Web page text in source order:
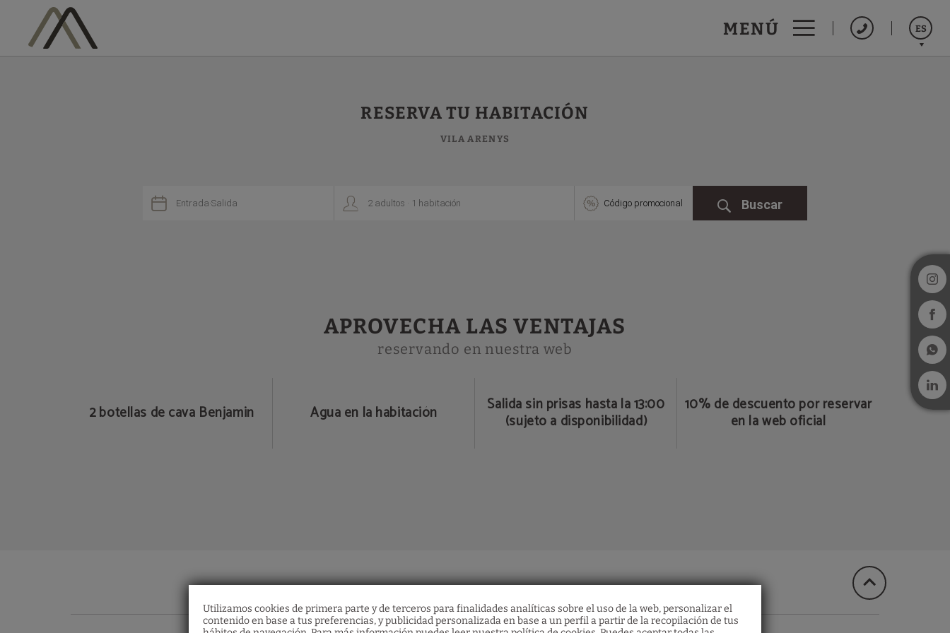
Utilizamos cookies de primera parte y de terceros para finalidades analíticas sobre el uso de la web, personalizar el
contenido en base a tus preferencias, y publicidad personalizada en base a un perfil a partir de la recopilación de tus
MENÚ ES
RESERVA TU HABITACIÓN
VILA ARENYS
 Entrada·Salida  2 adultos . 1 habitación  Código promocional  Buscar
APROVECHA LAS VENTAJAS
reservando en nuestra web
2 botellas de cava Benjamin Agua en la habitación Salida sin prisas hasta la 13:00
(sujeto a disponibilidad)
10% de descuento por reservar
en la web oficial
Restaurante
Bonos regalo